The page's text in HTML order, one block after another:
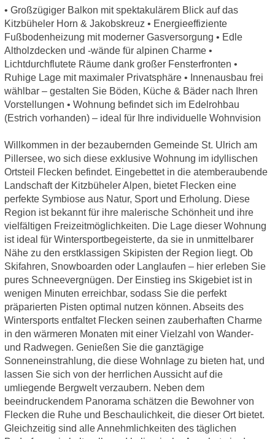
• Großzügiger Balkon mit spektakulärem Blick auf das
Kitzbüheler Horn & Jakobskreuz • Energieeffiziente
Fußbodenheizung mit moderner Gasversorgung • Edle
Altholzdecken und -wände für alpinen Charme •
Lichtdurchflutete Räume dank großer Fensterfronten •
Ruhige Lage mit maximaler Privatsphäre • Innenausbau frei
wählbar – gestalten Sie Böden, Küche & Bäder nach Ihren
Vorstellungen • Wohnung befindet sich im Edelrohbau
(Estrich vorhanden) – ideal für Ihre individuelle Wohnvision
Willkommen in der bezaubernden Gemeinde St. Ulrich am
Pillersee, wo sich diese exklusive Wohnung im idyllischen
Ortsteil Flecken befindet. Eingebettet in die atemberaubende
Landschaft der Kitzbüheler Alpen, bietet Flecken eine
perfekte Symbiose aus Natur, Sport und Erholung. Diese
Region ist bekannt für ihre malerische Schönheit und ihre
vielfältigen Freizeitmöglichkeiten. Die Lage dieser Wohnung
ist ideal für Wintersportbegeisterte, da sie in unmittelbarer
Nähe zu den erstklassigen Skipisten der Region liegt. Ob
Skifahren, Snowboarden oder Langlaufen – hier erleben Sie
pures Schneevergnügen. Der Einstieg ins Skigebiet ist in
wenigen Minuten erreichbar, sodass Sie die perfekt
präparierten Pisten optimal nutzen können. Abseits des
Wintersports entfaltet Flecken seinen zauberhaften Charme
in den wärmeren Monaten mit einer Vielzahl von Wander-
und Radwegen. Genießen Sie die ganztägige
Sonneneinstrahlung, die diese Wohnlage zu bieten hat, und
lassen Sie sich von der herrlichen Aussicht auf die
umliegende Bergwelt verzaubern. Neben dem
beeindruckendem Panorama schätzen die Bewohner von
Flecken die Ruhe und Beschaulichkeit, die dieser Ort bietet.
Gleichzeitig sind alle Annehmlichkeiten des täglichen